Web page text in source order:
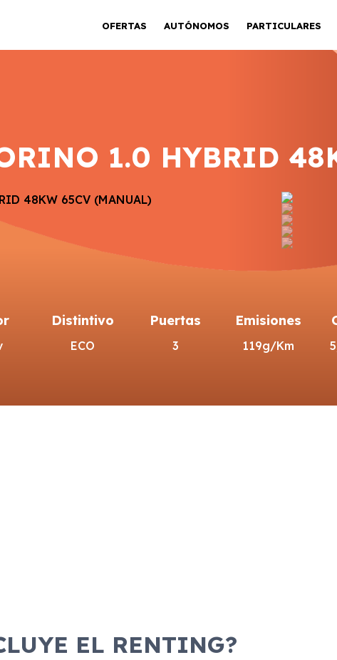
OFERTAS AUTÓNOMOS PARTICULARES
1.0 HYBRID
Distintivo
ECO
Puertas
3
Emisiones
119g/Km
EL RENTING?